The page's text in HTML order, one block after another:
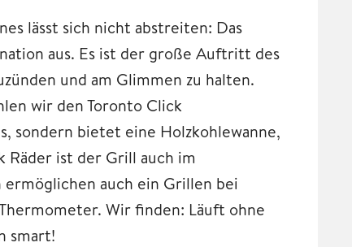
lässt sich nicht abstreiten: Das
aus. Es ist der große Auftritt des
und am Glimmen zu halten.
wir den Toronto Click
sondern bietet eine Holzkohlewanne,
Räder ist der Grill auch im
auch ein Grillen bei
Wir finden: Läuft ohne
smart!